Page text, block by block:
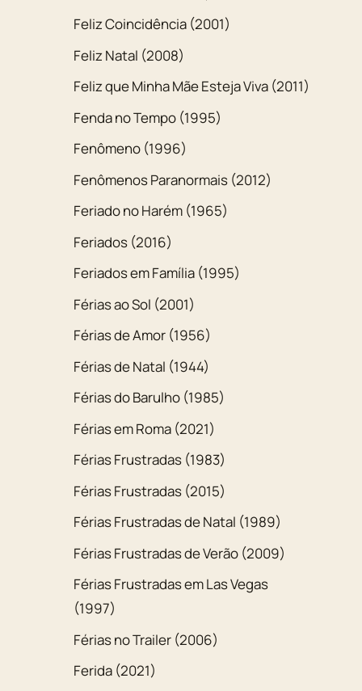
Feliz Coincidência (2001)
Feliz Natal (2008)
Feliz que Minha Mãe Esteja Viva (2011)
Fenda no Tempo (1995)
Fenômeno (1996)
Fenômenos Paranormais (2012)
Feriado no Harém (1965)
Feriados (2016)
Feriados em Família (1995)
Férias ao Sol (2001)
Férias de Amor (1956)
Férias de Natal (1944)
Férias do Barulho (1985)
Férias em Roma (2021)
Férias Frustradas (1983)
Férias Frustradas (2015)
Férias Frustradas de Natal (1989)
Férias Frustradas de Verão (2009)
Férias Frustradas em Las Vegas
(1997)
Férias no Trailer (2006)
Ferida (2021)